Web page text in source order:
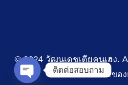
© 2024 วัฒนเดชเตียคุนเฮง.
นโยบายของ
ติดต่อสอบถาม